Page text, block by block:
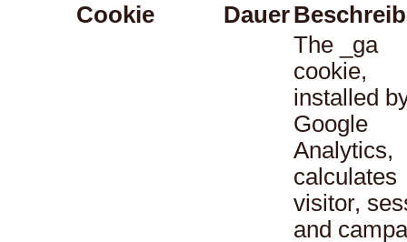
Cookie
Dauer
The _ga
cookie,
installed
Google
Analytics,
calculates
visitor,
and